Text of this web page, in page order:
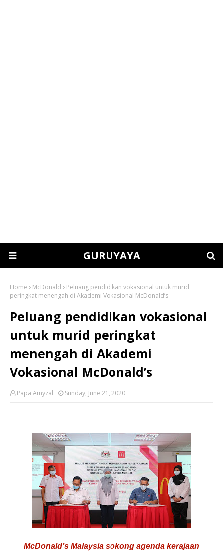
GURUYAYA
Home McDonald
Peluang pendidikan vokasional untuk murid
peringkat menengah di Akademi Vokasional McDonald’s
Peluang pendidikan vokasional
untuk murid peringkat
menengah di Akademi
Vokasional McDonald’s
Papa Amyzal Sunday, June 21, 2020
McDonald’s Malaysia sokong agenda kerajaan